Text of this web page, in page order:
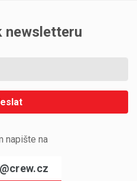
newsletteru
napište na